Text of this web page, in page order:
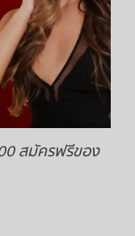
สมัครฟรีของ